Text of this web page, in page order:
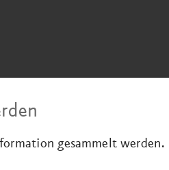
gesammelt werden.